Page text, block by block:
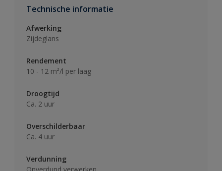
Technische informatie
Afwerking
Zijdeglans
Rendement
10 - 12 m²/l per laag
Droogtijd
Ca. 2 uur
Overschilderbaar
Ca. 4 uur
Verdunning